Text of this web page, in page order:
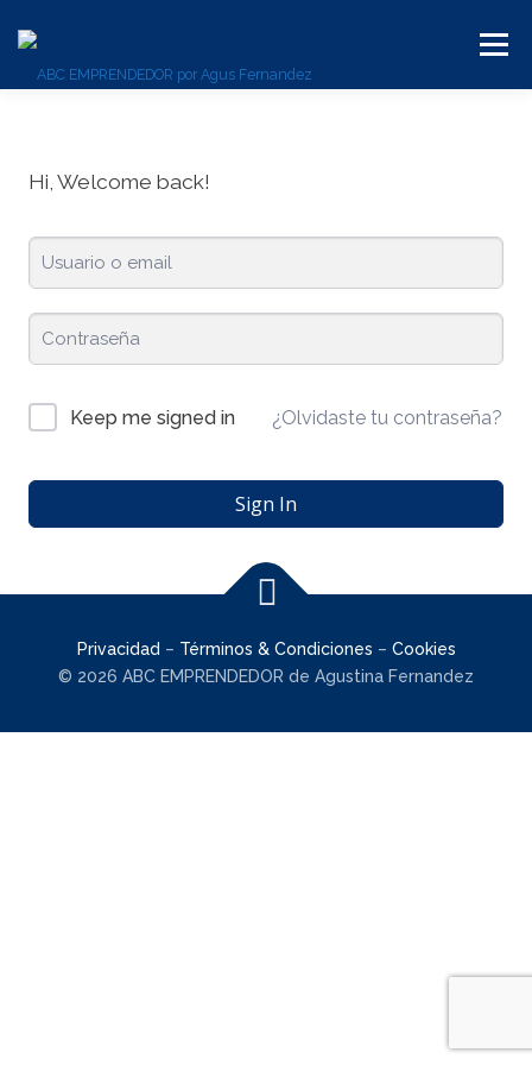
Menú
Hi, Welcome back!
Keep me signed in ¿Olvidaste tu contraseña?
Sign In
Privacidad – Términos & Condiciones – Cookies
© 2026 ABC EMPRENDEDOR de Agustina Fernandez